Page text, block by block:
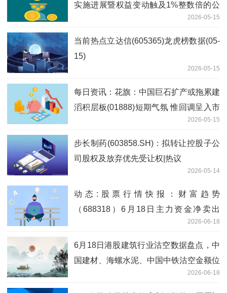
实施进展暨权益变动触及1%整数倍的公
2026-05-15
当前热点立达信(605365)龙虎榜数据(05-
15)
2026-05-15
每日资讯：花旗：中国巨石扩产或拖累建
滔积层板(01888)短期气氛 惟回调呈入市
2026-05-15
步长制药(603858.SH)：拟转让控股子公
司股权及放弃优先受让权|热议
2026-05-14
动态:股票行情快报：财富趋势
（688318）6月18日主力资金净卖出
2026-06-18
6月18日港股建筑行业沽空数据盘点，中
国建材、海螺水泥、中国中铁沽空金额位
2026-06-18